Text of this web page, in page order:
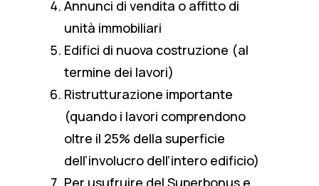
Annunci di vendita o affitto di
unità immobiliari
Edifici di nuova costruzione (al
termine dei lavori)
Ristrutturazione importante
(quando i lavori comprendono
oltre il 25% della superficie
dell’involucro dell’intero edificio)
Per usufruire del Superbonus e